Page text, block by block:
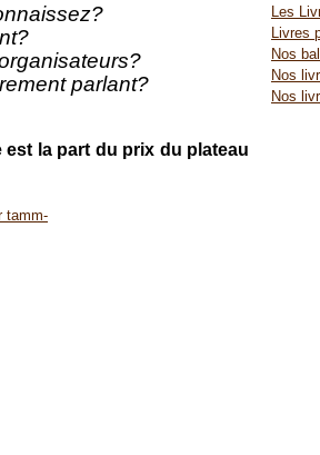
parlant?
est la part du prix du plateau
Les
Livres
Nos
Nos
Nos